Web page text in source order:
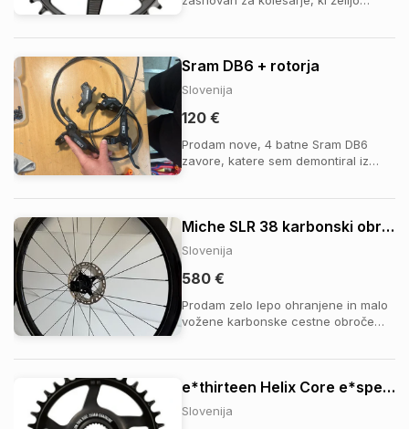
7075-T6, ponuja odlično togost,
prenos moči. Njegov...
Sram DB6 + rotorja
Slovenija
120 €
Prodam nove, 4 batne Sram DB6
zavore, katere sem demontiral iz
in sicer 180 ter 160 mm velikosti. Za
potrebovali le Sra...
Miche SLR 38 karbonski obroci
Slovenija
580 €
Prodam zelo lepo ohranjene in malo
vožene karbonske cestne obroče
aerodinamiko ter stabilnost v vetru.
RT-MT800 Center...
e*thirteen Helix Core e*spec Direct Mount verižnik | Bosch CX/SX
Slovenija